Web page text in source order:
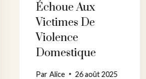
Échoue Aux
Victimes De
Violence
Domestique
ParAlice 26 août 2025